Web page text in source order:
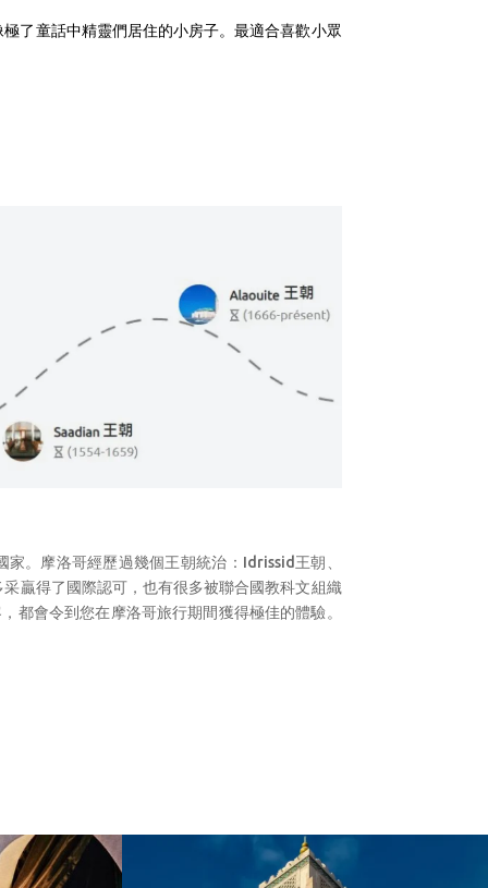
了童話中精靈們居住的小房子。最適合喜歡小眾
。摩洛哥經歷過幾個王朝統治：Idrissid王朝、
贏得了國際認可，也有很多被聯合國教科文組織
都會令到您在摩洛哥旅行期間獲得極佳的體驗。